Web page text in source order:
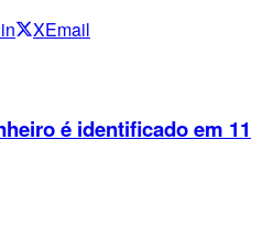
XEmail
é identificado em 11